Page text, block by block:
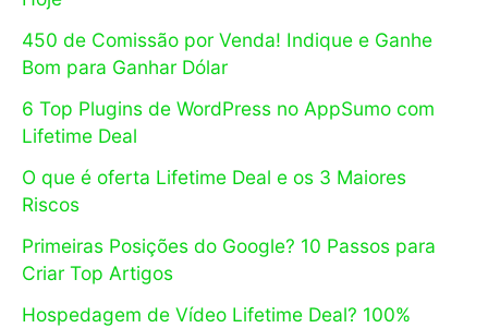
450 de Comissão por Venda! Indique e Ganhe
Bom para Ganhar Dólar
6 Top Plugins de WordPress no AppSumo com
Lifetime Deal
O que é oferta Lifetime Deal e os 3 Maiores
Riscos
Primeiras Posições do Google? 10 Passos para
Criar Top Artigos
Hospedagem de Vídeo Lifetime Deal? 100%